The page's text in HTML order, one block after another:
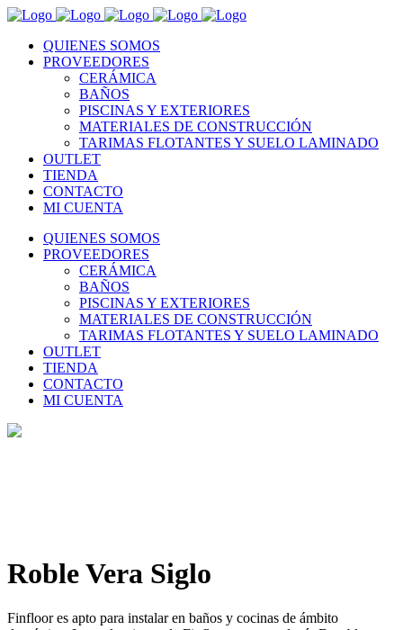
QUIENES SOMOS
PROVEEDORES
CERÁMICA
BAÑOS
PISCINAS Y EXTERIORES
MATERIALES DE CONSTRUCCIÓN
TARIMAS FLOTANTES Y SUELO LAMINADO
OUTLET
TIENDA
CONTACTO
MI CUENTA
QUIENES SOMOS
PROVEEDORES
CERÁMICA
BAÑOS
PISCINAS Y EXTERIORES
MATERIALES DE CONSTRUCCIÓN
TARIMAS FLOTANTES Y SUELO LAMINADO
OUTLET
TIENDA
CONTACTO
MI CUENTA
Roble Vera Siglo
Finfloor es apto para instalar en baños y cocinas de ámbito